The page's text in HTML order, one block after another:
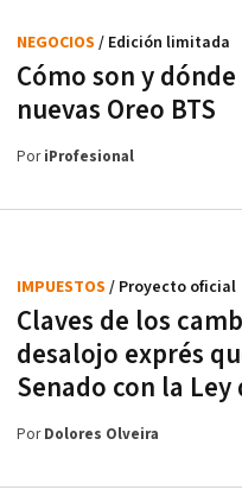
Cómo son y
nuevas Oreo BTS
NEGOCIOS / Edición limitada
PoriProfesional
Claves de los
desalojo exprés
Senado con la
IMPUESTOS / Proyecto oficial
PorDolores Olveira